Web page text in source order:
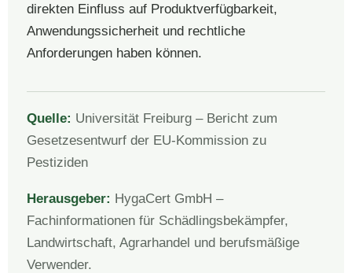
direkten Einfluss auf Produktverfügbarkeit,
Anwendungssicherheit und rechtliche
Anforderungen haben können.
Quelle: Universität Freiburg – Bericht zum
Gesetzesentwurf der EU-Kommission zu
Pestiziden
Herausgeber: HygaCert GmbH –
Fachinformationen für Schädlingsbekämpfer,
Landwirtschaft, Agrarhandel und berufsmäßige
Verwender.